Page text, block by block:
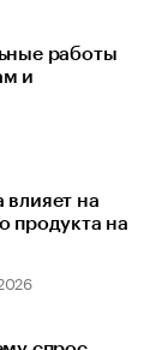
работы
и
влияет на
продукта на